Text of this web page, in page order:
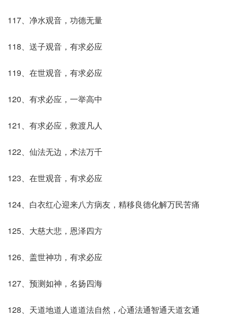
117、净水观音，功德无量
118、送子观音，有求必应
119、在世观音，有求必应
120、有求必应，一举高中
121、有求必应，救渡凡人
122、仙法无边，术法万千
123、在世观音，有求必应
124、白衣红心迎来八方病友，精移良德化解万民苦痛
125、大慈大悲，恩泽四方
126、盖世神功，有求必应
127、预测如神，名扬四海
128、天道地道人道道法自然，心通法通智通天道玄通